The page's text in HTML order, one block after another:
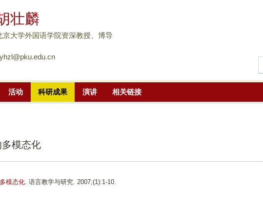
到
主
壮麟
京大学外国语学院资深教授、博导
活动 科研成果 演讲 相关链接
模态化
模态化. 语言教学与研究. 2007;(1):1-10.